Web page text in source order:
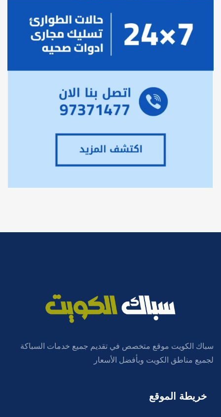
سباك الكويت موقع متخصص في تقديم جميع خدمات السباكة
لجميع مناطق الكويت وبأفضل الأسعار
خريطة الموقع